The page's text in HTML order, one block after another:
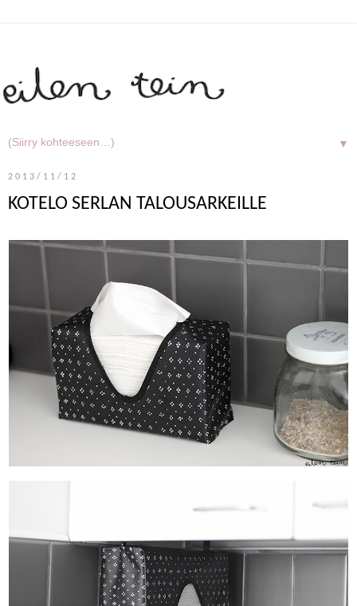
▼
2013/11/12
KOTELO SERLAN TALOUSARKEILLE